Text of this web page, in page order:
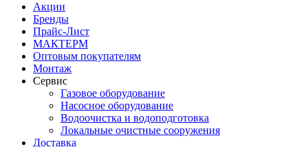
Акции
Бренды
Прайс-Лист
МАКТЕРМ
Оптовым покупателям
Монтаж
Сервис
Газовое оборудование
Насосное оборудование
Водоочистка и водоподготовка
Локальные очистные сооружения
Доставка